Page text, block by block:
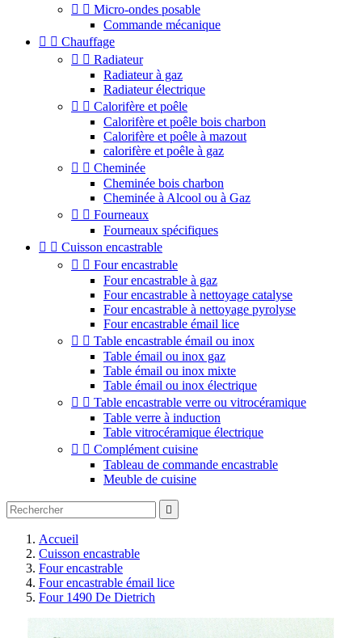
  Micro-ondes posable
Commande mécanique
  Chauffage
  Radiateur
Radiateur à gaz
Radiateur électrique
  Calorifère et poêle
Calorifère et poêle bois charbon
Calorifère et poêle à mazout
calorifère et poêle à gaz
  Cheminée
Cheminée bois charbon
Cheminée à Alcool ou à Gaz
  Fourneaux
Fourneaux spécifiques
  Cuisson encastrable
  Four encastrable
Four encastrable à gaz
Four encastrable à nettoyage catalyse
Four encastrable à nettoyage pyrolyse
Four encastrable émail lice
  Table encastrable émail ou inox
Table émail ou inox gaz
Table émail ou inox mixte
Table émail ou inox électrique
  Table encastrable verre ou vitrocéramique
Table verre à induction
Table vitrocéramique électrique
  Complément cuisine
Tableau de commande encastrable
Meuble de cuisine

Accueil
Cuisson encastrable
Four encastrable
Four encastrable émail lice
Four 1490 De Dietrich